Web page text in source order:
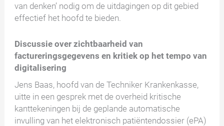
van denken’ nodig om de uitdagingen op dit gebied
effectief het hoofd te bieden.
Discussie over zichtbaarheid van
factureringsgegevens en kritiek op het tempo van
digitalisering
Jens Baas, hoofd van de Techniker Krankenkasse,
uitte in een gesprek met de overheid kritische
kanttekeningen bij de geplande automatische
invulling van het elektronisch patiëntendossier (ePA)